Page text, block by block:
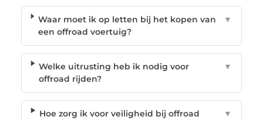
Waar moet ik op letten bij het kopen van
een offroad voertuig?
▼
Welke uitrusting heb ik nodig voor
offroad rijden?
▼
Hoe zorg ik voor veiligheid bij offroad
▼